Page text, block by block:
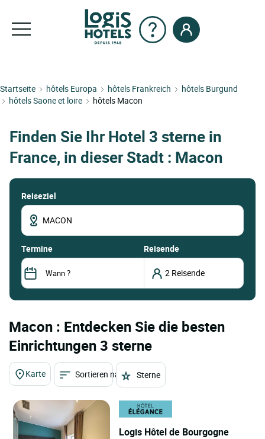
Startseite hôtels Europa hôtels Frankreich
hôtels Burgund
hôtels Saone et loire
hôtels Macon
Finden Sie Ihr Hotel 3 sterne in
France, in dieser Stadt : Macon
Reiseziel
termine Reisende
Macon : Entdecken Sie die besten
Einrichtungen 3 sterne
Karte Sortieren nach Sterne
Logis Hôtel de Bourgogne